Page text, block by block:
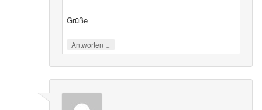
Grüße
Antworten ↓